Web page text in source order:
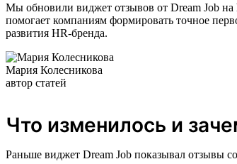
Мы обновили виджет отзывов от Dream Job на
помогает компаниям формировать точное
развития HR-бренда.
Мария Колесникова
автор статей
Что изменилось и
Раньше виджет Dream Job показывал отзывы